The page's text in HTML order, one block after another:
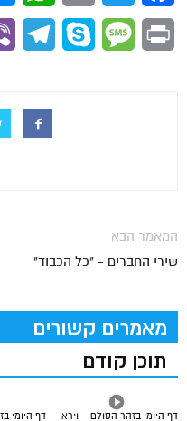
Print
Message
Skype
המאמר הבא
שירי החברים - "כל הכבוד"
מאמרים קשורים
תוכן קודם
דף היומי
דף היומי בזהר הסולם – וירא